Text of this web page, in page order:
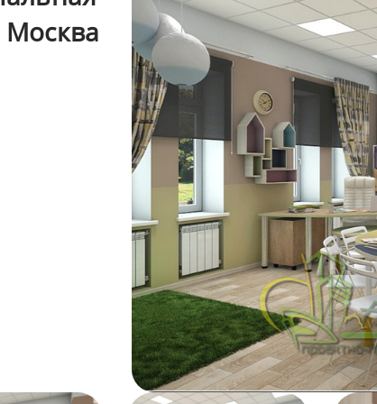
Москва